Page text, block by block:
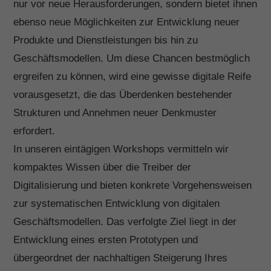
nur vor neue Herausforderungen, sondern bietet ihnen
ebenso neue Möglichkeiten zur Entwicklung neuer
Produkte und Dienstleistungen bis hin zu
Geschäftsmodellen. Um diese Chancen bestmöglich
ergreifen zu können, wird eine gewisse digitale Reife
vorausgesetzt, die das Überdenken bestehender
Strukturen und Annehmen neuer Denkmuster
erfordert.
In unseren eintägigen Workshops vermitteln wir
kompaktes Wissen über die Treiber der
Digitalisierung und bieten konkrete Vorgehensweisen
zur systematischen Entwicklung von digitalen
Geschäftsmodellen. Das verfolgte Ziel liegt in der
Entwicklung eines ersten Prototypen und
übergeordnet der nachhaltigen Steigerung Ihres
Hier finden Sie eine Übersicht über alle verwendeten
Kategorien geben oder sich weitere Informationen
anzeigen lassen und so nur bestimmte Cookies
Alle akzeptieren Speichern
Nur essenzielle Cookies akzeptieren
Datenschutzeinstellungen
Essenziell (1)
Essenzielle Cookies ermöglichen grundlegende Funktionen
und sind für die einwandfreie Funktion der Website erforderlich.
Cookie-Informationen anzeigen
Marketing (1)